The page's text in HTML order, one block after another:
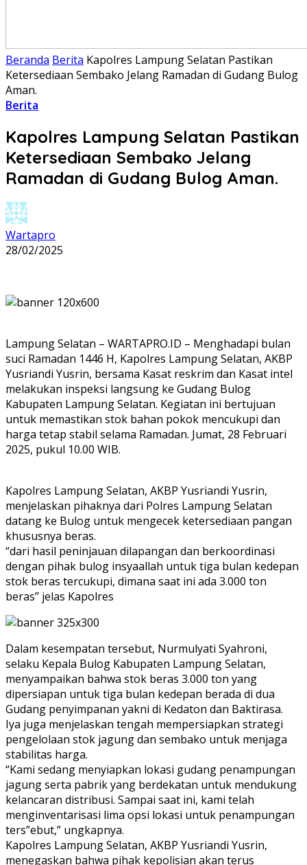
Beranda Berita Kapolres Lampung Selatan Pastikan
Ketersediaan Sembako Jelang Ramadan di Gudang Bulog
Aman.
Berita
Kapolres Lampung Selatan Pastikan
Ketersediaan Sembako Jelang
Ramadan di Gudang Bulog Aman.
Wartapro
28/02/2025
Lampung Selatan – WARTAPRO.ID – Menghadapi bulan
suci Ramadan 1446 H, Kapolres Lampung Selatan, AKBP
Yusriandi Yusrin, bersama Kasat reskrim dan Kasat intel
melakukan inspeksi langsung ke Gudang Bulog
Kabupaten Lampung Selatan. Kegiatan ini bertujuan
untuk memastikan stok bahan pokok mencukupi dan
harga tetap stabil selama Ramadan. Jumat, 28 Februari
2025, pukul 10.00 WIB.
Kapolres Lampung Selatan, AKBP Yusriandi Yusrin,
menjelaskan pihaknya dari Polres Lampung Selatan
datang ke Bulog untuk mengecek ketersediaan pangan
khususnya beras.
“dari hasil peninjauan dilapangan dan berkoordinasi
dengan pihak bulog insyaallah untuk tiga bulan kedepan
stok beras tercukupi, dimana saat ini ada 3.000 ton
beras” jelas Kapolres
Dalam kesempatan tersebut, Nurmulyati Syahroni,
selaku Kepala Bulog Kabupaten Lampung Selatan,
menyampaikan bahwa stok beras 3.000 ton yang
dipersiapan untuk tiga bulan kedepan berada di dua
Gudang penyimpanan yakni di Kedaton dan Baktirasa.
Iya juga menjelaskan tengah mempersiapkan strategi
pengelolaan stok jagung dan sembako untuk menjaga
stabilitas harga.
“Kami sedang menyiapkan lokasi gudang penampungan
jagung serta pabrik yang berdekatan untuk mendukung
kelancaran distribusi. Sampai saat ini, kami telah
menginventarisasi lima opsi lokasi untuk penampungan
ters”ebut,” ungkapnya.
Kapolres Lampung Selatan, AKBP Yusriandi Yusrin,
menegaskan bahwa pihak kepolisian akan terus